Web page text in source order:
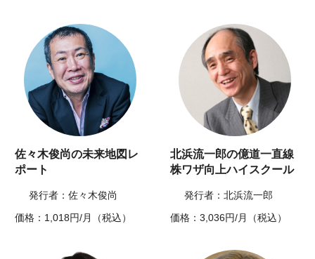
佐々木俊尚の未来地図レ
ポート
発行者：佐々木俊尚
価格：1,018円/月（税込）
北浜流一郎の億道一直線
株ワザ向上ハイスクール
発行者：北浜流一郎
価格：3,036円/月（税込）